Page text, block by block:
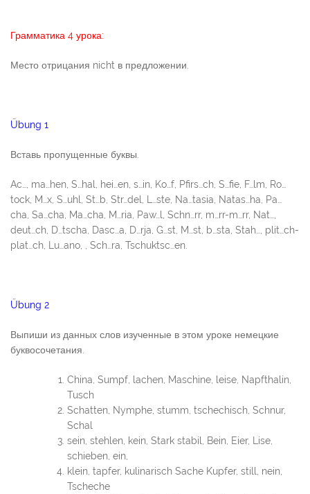
Грамматика 4 урока:
Место отрицания nicht в предложении.
Übung 1
Вставь пропущенные буквы.
Ac…, ma…hen, S…hal, hei…en, s…in, Ko…f, Pfirs…ch, S…fie, F…lm, Ro…
tock, M…x, S…uhl, St…b, Str…del, L…ste, Na…tasia, Natas…ha, Pa…
cha, Sa…cha, Ma…cha, M…ria, Paw…l, Schn…rr, m…rr-m…rr, Nat…,
deut…ch, D…tscha, Dasc…a, D…rja, G…st, M…st, b…sta, Stah…, plit…ch-
plat…ch, Lu…ano, , Sch…ra, Tschuktsc…en.
Übung 2
Выпиши из данных слов изученные в этом уроке немецкие
буквосочетания.
China, Sumpf, lachen, Maschine, leise, Napfthalin,
Tusch
Schatten, Nymphe, stumm, tschechisch, Schnur,
Schal
sein, stehlen, kein, Stark stabil, Bein, Eier, Lise,
schieben, ein,
klein, tapfer, kulinarisch Sache Kupfer, still, nein,
Tscheche